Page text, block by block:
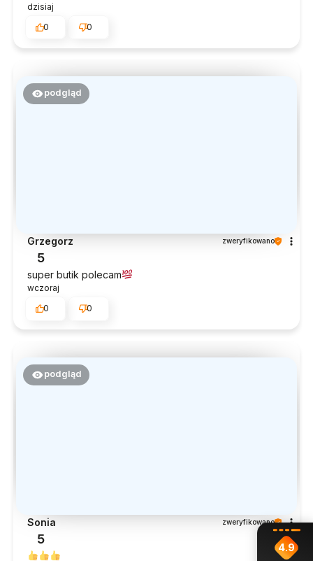
dzisiaj
0
0
podgląd
Grzegorz zweryfikowano
5
super butik polecam
wczoraj
0
0
podgląd
Sonia zweryfikowano
5
4.9